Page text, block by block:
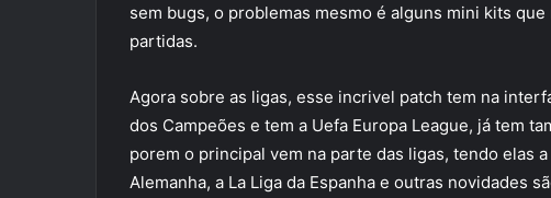
sem bugs, o problemas mesmo é alguns mini kits
partidas.
Agora sobre as ligas, esse incrivel patch tem na
dos Campeões e tem a Uefa Europa League, já tem
porem o principal vem na parte das ligas, tendo elas
Alemanha, a La Liga da Espanha e outras novidades